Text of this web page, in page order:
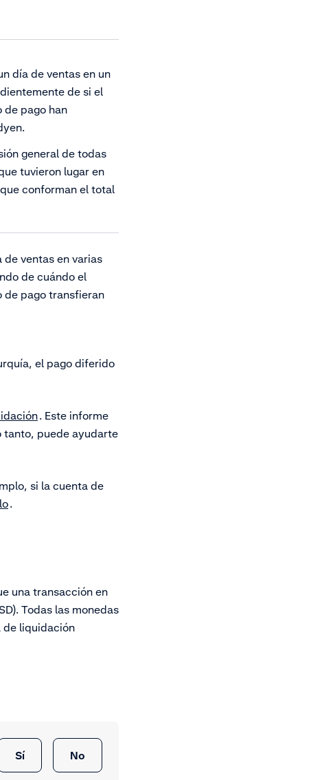
día de ventas en un
de si el
de pago han
general de todas
tuvieron lugar en
conforman el total
ventas en varias
de cuándo el
de pago transfieran
el pago diferido
. Este informe
tanto, puede ayudarte
si la cuenta de
.
una transacción en
Todas las monedas
de liquidación
Sí No